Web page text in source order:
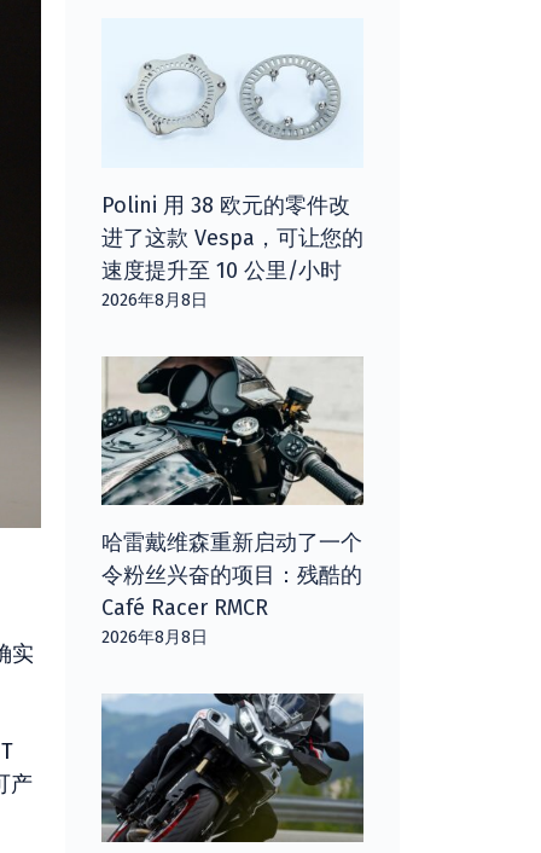
实
产
Polini 用 38 欧元的零件改
进了这款 Vespa，可让您的
速度提升至 10 公里/小时
2026年8月8日
哈雷戴维森重新启动了一个
令粉丝兴奋的项目：残酷的
Café Racer RMCR
2026年8月8日